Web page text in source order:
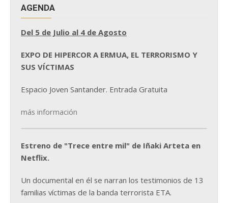
AGENDA
Del 5 de Julio al 4 de Agosto
EXPO DE HIPERCOR A ERMUA, EL TERRORISMO Y
SUS VÍCTIMAS
Espacio Joven Santander. Entrada Gratuita
más información
Estreno de "Trece entre mil" de Iñaki Arteta en
Netflix.
Un documental en él se narran los testimonios de 13
familias víctimas de la banda terrorista ETA.